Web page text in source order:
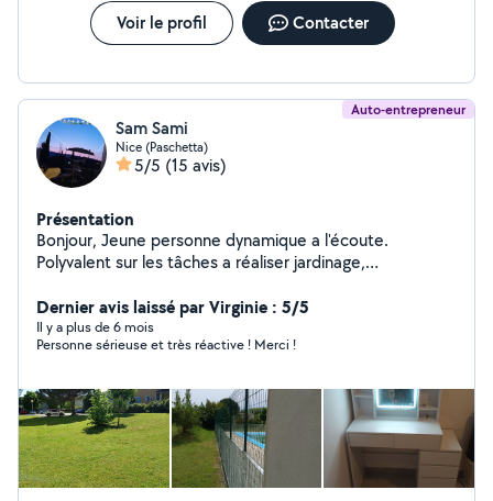
Voir le profil Contacter
Auto-entrepreneur
Sam Sami
Nice (Paschetta)
5/5 (15 avis)
Présentation
Bonjour, Jeune personne dynamique a l'écoute.
Polyvalent sur les tâches a réaliser jardinage,
mécanique. Cordialement
Dernier avis laissé par Virginie : 5/5
Il y a plus de 6 mois
Personne sérieuse et très réactive ! Merci !